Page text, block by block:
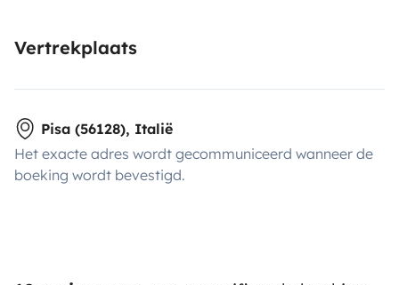
Vertrekplaats
Pisa (56128), Italië
Het exacte adres wordt gecommuniceerd wanneer de
boeking wordt bevestigd.